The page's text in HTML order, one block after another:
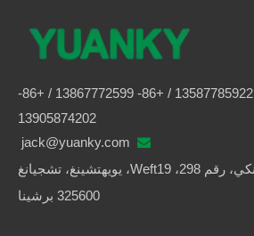
13587785922
/ +86-
13867772599 / +86-
13905874202

منطقة صناعة يوانكي، رقم 298، Weft19، يويهتشينغ، تشجيانغ
325600 برشينا